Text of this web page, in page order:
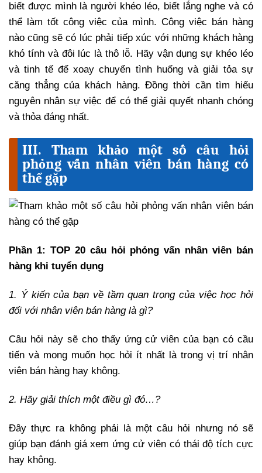
biết được mình là người khéo léo, biết lắng nghe và có
thể làm tốt công việc của mình. Công việc bán hàng
nào cũng sẽ có lúc phải tiếp xúc với những khách hàng
khó tính và đôi lúc là thô lỗ. Hãy vận dụng sự khéo léo
và tinh tế để xoay chuyển tình huống và giải tỏa sự
căng thẳng của khách hàng. Đồng thời cần tìm hiểu
nguyên nhân sự việc để có thể giải quyết nhanh chóng
và thỏa đáng nhất.
III. Tham khảo một số câu hỏi
phỏng vấn nhân viên bán hàng có
thể gặp
Phần 1: TOP 20 câu hỏi phỏng vấn nhân viên bán
hàng khi tuyển dụng
1. Ý kiến của bạn về tầm quan trọng của việc học hỏi
đối với nhân viên bán hàng là gì?
Câu hỏi này sẽ cho thấy ứng cử viên của bạn có cầu
tiến và mong muốn học hỏi ít nhất là trong vị trí nhân
viên bán hàng hay không.
2. Hãy giải thích một điều gì đó…?
Đây thực ra không phải là một câu hỏi nhưng nó sẽ
giúp bạn đánh giá xem ứng cử viên có thái độ tích cực
hay không.